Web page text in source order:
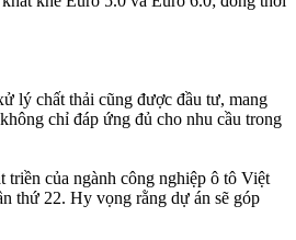
lý chất thải cũng được đầu tư, mang
chỉ đáp ứng đủ cho nhu cầu trong
của ngành công nghiệp ô tô Việt
thứ 22. Hy vọng rằng dự án sẽ góp